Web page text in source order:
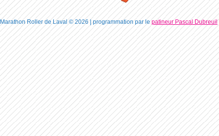
Marathon Roller de Laval © 2026 | programmation par lepatineur Pascal Dubreuil